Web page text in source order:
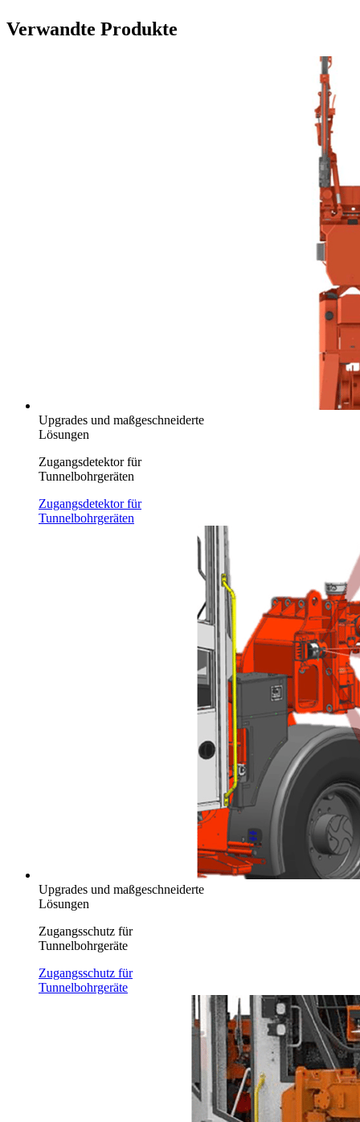
Verwandte Produkte
Upgrades und maßgeschneiderte
Lösungen
Zugangsdetektor für
Tunnelbohrgeräten
Zugangsdetektor für
Tunnelbohrgeräten
Upgrades und maßgeschneiderte
Lösungen
Zugangsschutz für
Tunnelbohrgeräte
Zugangsschutz für
Tunnelbohrgeräte